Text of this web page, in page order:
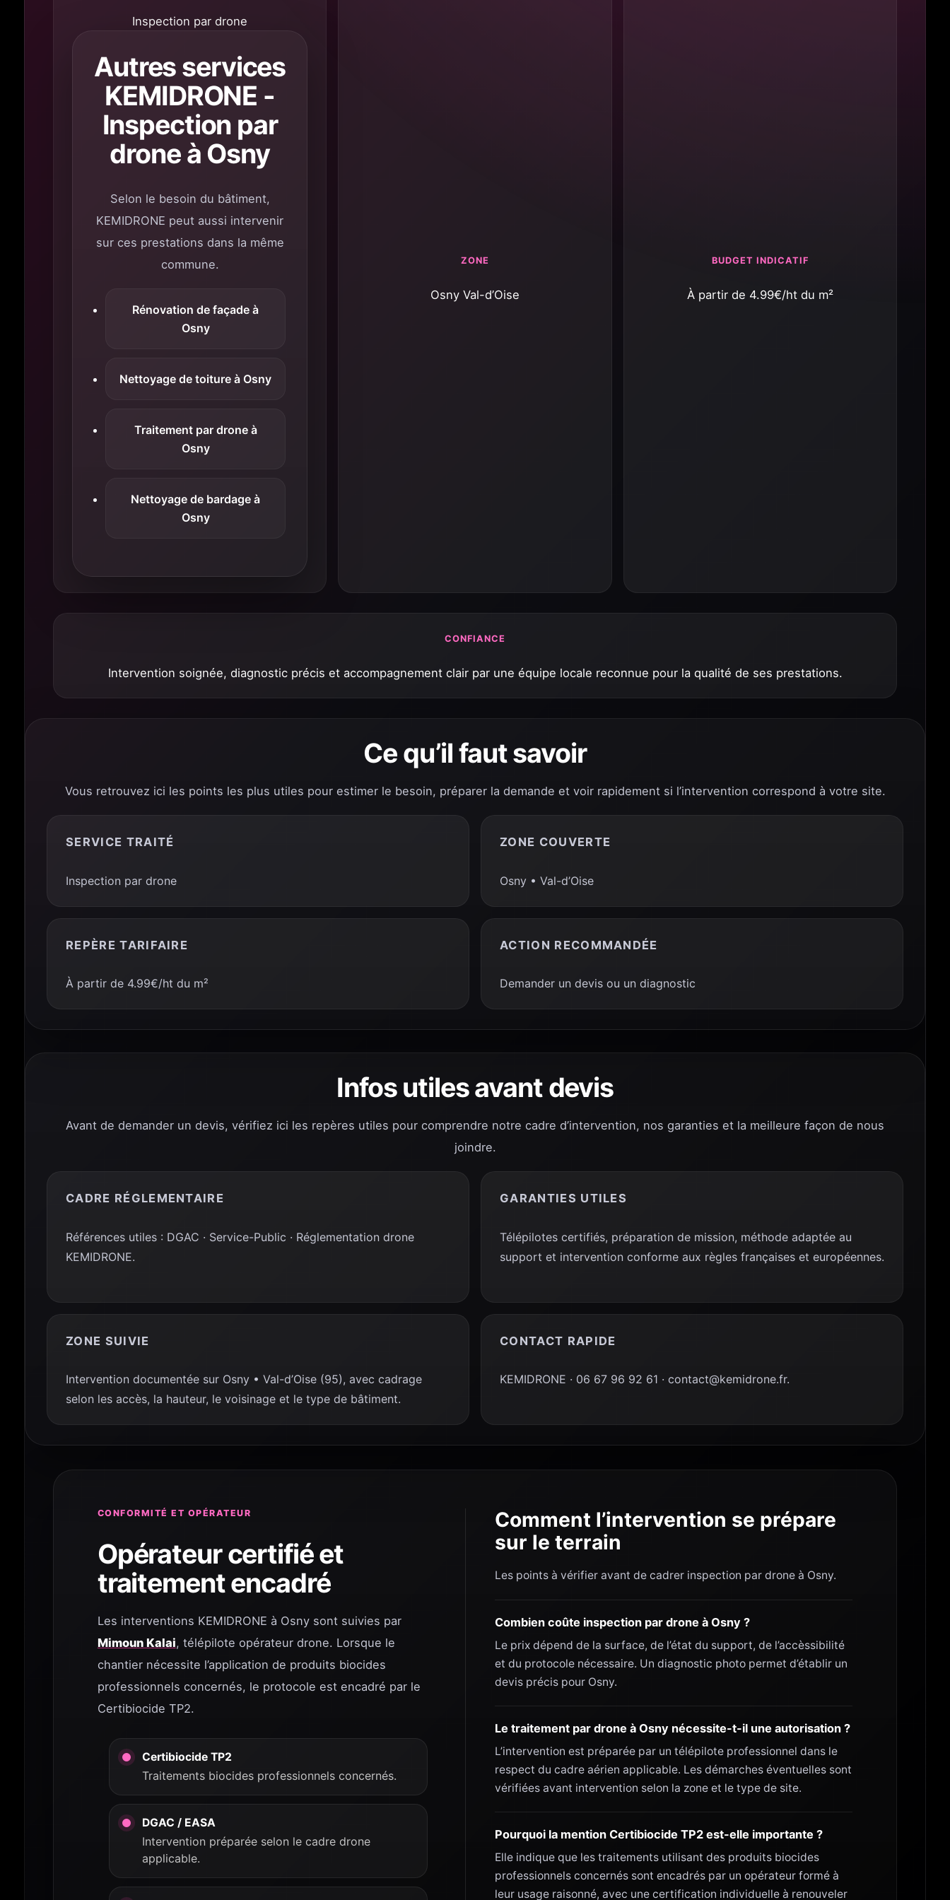
Inspection par drone
Autres services
KEMIDRONE -
Inspection par
drone à Osny
Selon le besoin du bâtiment,
KEMIDRONE peut aussi intervenir
sur ces prestations dans la même
commune.
Rénovation de façade à
Osny
Nettoyage de toiture à Osny
Traitement par drone à
Osny
Nettoyage de bardage à
Osny
ZONE
Osny Val-d’Oise
BUDGET INDICATIF
À partir de 4.99€/ht du m²
CONFIANCE
Intervention soignée, diagnostic précis et accompagnement clair par une équipe locale reconnue pour la qualité de ses prestations.
Ce qu’il faut savoir
Vous retrouvez ici les points les plus utiles pour estimer le besoin, préparer la demande et voir rapidement si l’intervention correspond à votre site.
SERVICE TRAITÉ
Inspection par drone
ZONE COUVERTE
Osny • Val-d’Oise
REPÈRE TARIFAIRE
À partir de 4.99€/ht du m²
ACTION RECOMMANDÉE
Demander un devis ou un diagnostic
Infos utiles avant devis
Avant de demander un devis, vérifiez ici les repères utiles pour comprendre notre cadre d’intervention, nos garanties et la meilleure façon de nous
joindre.
CADRE RÉGLEMENTAIRE
Références utiles : DGAC · Service-Public · Réglementation drone
KEMIDRONE.
GARANTIES UTILES
Télépilotes certifiés, préparation de mission, méthode adaptée au
support et intervention conforme aux règles françaises et européennes.
ZONE SUIVIE
Intervention documentée sur Osny • Val-d’Oise (95), avec cadrage
selon les accès, la hauteur, le voisinage et le type de bâtiment.
CONTACT RAPIDE
KEMIDRONE · 06 67 96 92 61 · contact@kemidrone.fr.
CONFORMITÉ ET OPÉRATEUR
Opérateur certifié et
traitement encadré
Les interventions KEMIDRONE à Osny sont suivies par
Mimoun Kalai, télépilote opérateur drone. Lorsque le
chantier nécessite l’application de produits biocides
professionnels concernés, le protocole est encadré par le
Certibiocide TP2.
Certibiocide TP2
Traitements biocides professionnels concernés.
DGAC / EASA
Intervention préparée selon le cadre drone
applicable.
Comment l’intervention se prépare
sur le terrain
Les points à vérifier avant de cadrer inspection par drone à Osny.
Combien coûte inspection par drone à Osny ?
Le prix dépend de la surface, de l’état du support, de l’accèssibilité
et du protocole nécessaire. Un diagnostic photo permet d’établir un
devis précis pour Osny.
Le traitement par drone à Osny nécessite-t-il une autorisation ?
L’intervention est préparée par un télépilote professionnel dans le
respect du cadre aérien applicable. Les démarches éventuelles sont
vérifiées avant intervention selon la zone et le type de site.
Pourquoi la mention Certibiocide TP2 est-elle importante ?
Elle indique que les traitements utilisant des produits biocides
professionnels concernés sont encadrés par un opérateur formé à
leur usage raisonné, avec une certification individuelle à renouveler